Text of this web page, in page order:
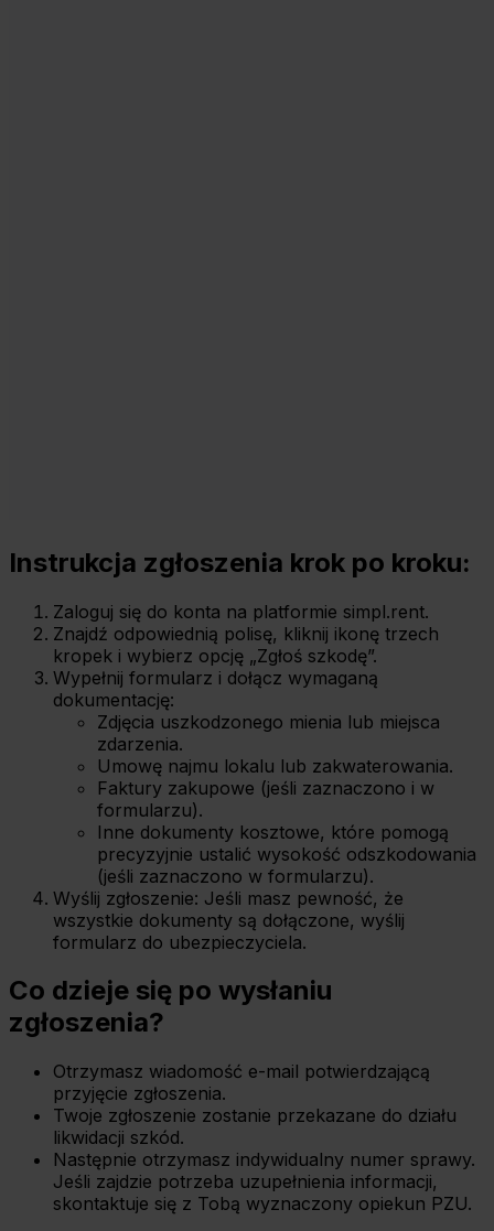
Instrukcja zgłoszenia krok po kroku:
Zaloguj się do konta na platformie simpl.rent.
Znajdź odpowiednią polisę, kliknij ikonę trzech
kropek i wybierz opcję „Zgłoś szkodę”.
Wypełnij formularz i dołącz wymaganą
dokumentację:
Zdjęcia uszkodzonego mienia lub miejsca
zdarzenia.
Umowę najmu lokalu lub zakwaterowania.
Faktury zakupowe (jeśli zaznaczono i w
formularzu).
Inne dokumenty kosztowe, które pomogą
precyzyjnie ustalić wysokość odszkodowania
(jeśli zaznaczono w formularzu).
Wyślij zgłoszenie: Jeśli masz pewność, że
wszystkie dokumenty są dołączone, wyślij
formularz do ubezpieczyciela.
Co dzieje się po wysłaniu
zgłoszenia?
Otrzymasz wiadomość e-mail potwierdzającą
przyjęcie zgłoszenia.
Twoje zgłoszenie zostanie przekazane do działu
likwidacji szkód.
Następnie otrzymasz indywidualny numer sprawy.
Jeśli zajdzie potrzeba uzupełnienia informacji,
skontaktuje się z Tobą wyznaczony opiekun PZU.